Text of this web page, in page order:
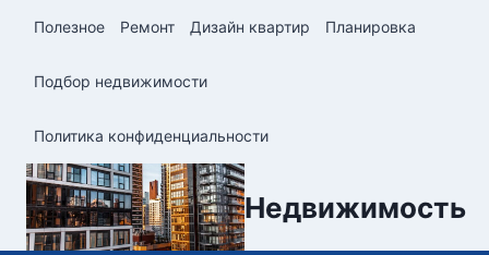
содержимому
Полезное Ремонт Дизайн квартир Планировка
Подбор недвижимости
Политика конфиденциальности
Недвижимость